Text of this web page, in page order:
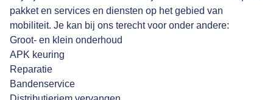
pakket en services en diensten op het gebied van
mobiliteit. Je kan bij ons terecht voor onder andere:
Groot- en klein onderhoud
APK keuring
Reparatie
Bandenservice